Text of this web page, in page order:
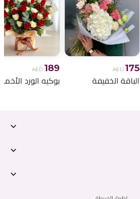
AED 175
الباقة الخفيفة
AED 189